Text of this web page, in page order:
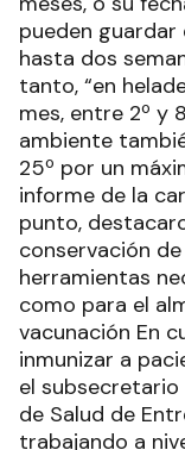
pueden guardar
hasta dos
tanto, “en
mes, entre 2º y
ambiente
25º por un
informe de la
punto,
conservación
herramientas
como para el
vacunación En
inmunizar a
el subsecretario
de Salud de
trabajando a